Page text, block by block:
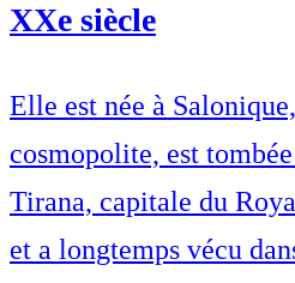
XXe siècle
Elle est née à
cosmopolite, est
Tirana, capitale du
et a longtemps vécu